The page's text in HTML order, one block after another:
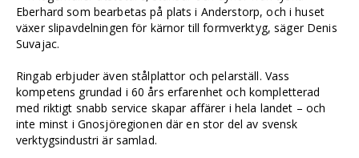
Eberhard som bearbetas på plats i Anderstorp, och i huset
växer slipavdelningen för kärnor till formverktyg, säger Denis
Suvajac.
Ringab erbjuder även stålplattor och pelarställ. Vass
kompetens grundad i 60 års erfarenhet och kompletterad
med riktigt snabb service skapar affärer i hela landet – och
inte minst i Gnosjöregionen där en stor del av svensk
verktygsindustri är samlad.